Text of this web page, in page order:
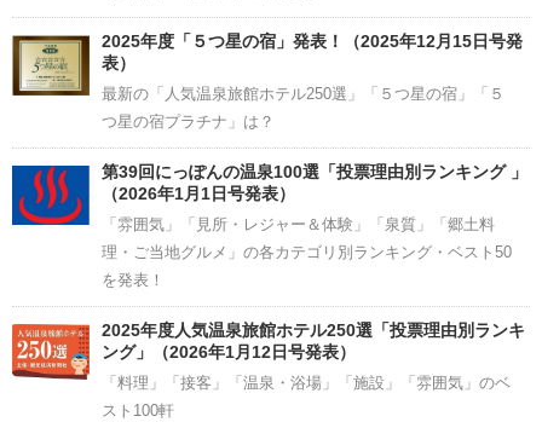
2025年度「５つ星の宿」発表！（2025年12月15日号発
表）
最新の「人気温泉旅館ホテル250選」「５つ星の宿」「５
つ星の宿プラチナ」は？
第39回にっぽんの温泉100選「投票理由別ランキング 」
（2026年1月1日号発表）
「雰囲気」「見所・レジャー＆体験」「泉質」「郷土料
理・ご当地グルメ」の各カテゴリ別ランキング・ベスト50
を発表！
2025年度人気温泉旅館ホテル250選「投票理由別ランキ
ング」（2026年1月12日号発表）
「料理」「接客」「温泉・浴場」「施設」「雰囲気」のベ
スト100軒